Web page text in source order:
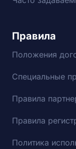
Правила
Положения
Специальные
Правила
Правила
Политика